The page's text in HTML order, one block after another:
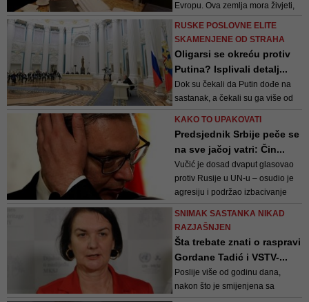
Evropu. Ova zemlja mora živjeti,
RUSKE POSLOVNE ELITE
SKAMENJENE OD STRAHA
Oligarsi se okreću protiv
Putina? Isplivali detalj...
Dok su čekali da Putin dođe na
sastanak, a čekali su ga više od
gradili više od 30 godina vrlo brzo
urušiti
KAKO TO UPAKOVATI
Predsjednik Srbije peče se
na sve jačoj vatri: Čin...
Vučić je dosad dvaput glasovao
protiv Rusije u UN-u – osudio je
agresiju i podržao izbacivanje
ljudska prava, ali odbija uvesti
manevrima nitko nije zadovoljan.
Moskva rogobori i ne prihvaća
više Vučićeva ...
SNIMAK SASTANKA NIKAD
RAZJAŠNJEN
Šta trebate znati o raspravi
Gordane Tadić i VSTV-...
Poslije više od godinu dana,
nakon što je smijenjena sa